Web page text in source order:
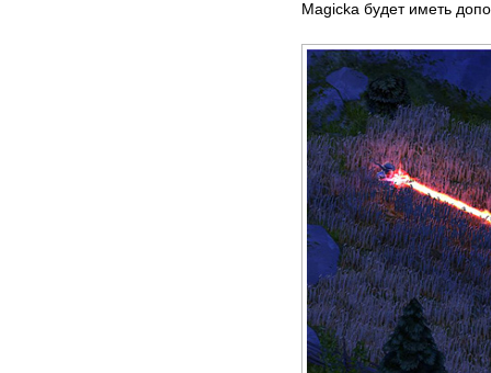
Magicka будет иметь